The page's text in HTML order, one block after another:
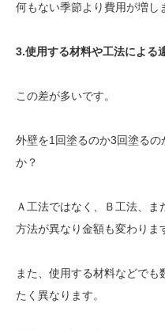
何もない季節より費用が増し
3.使用する材料や工法による
この差が多いです。
外壁を1回塗るのか3回塗る
か？
Ａ工法ではなく、Ｂ工法、
方法が異なり金額も変わりま
また、使用する材料などで
たく異なります。